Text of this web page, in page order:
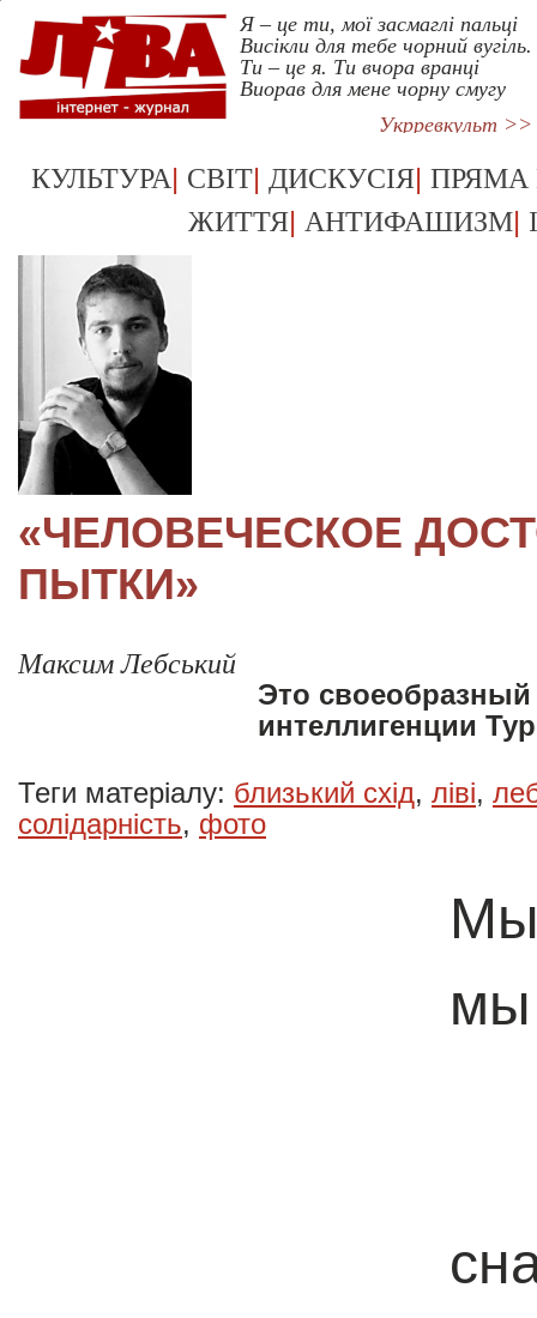
Я – це ти, мої засмаглі пальці
Висікли для тебе чорний вугіль.
Ти – це я. Ти вчора вранці
Виорав для мене чорну смугу
Укрревкульт >>
КУЛЬТУРА| СВІТ| ДИСКУСІЯ| ПРЯМА
ЖИТТЯ| АНТИФАШИЗМ|
«ЧЕЛОВЕЧЕСКОЕ
ПЫТКИ»
Максим Лебський
Это
интеллигенции
Теги матеріалу: близький схід, ліві,
солідарність, фото
Мы
мы